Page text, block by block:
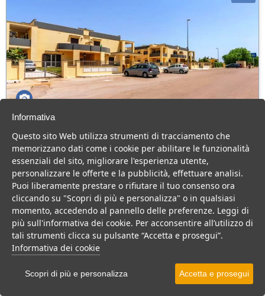
Puglia > Salento > Gallipoli
Residence a Gallipoli, vicinanza al mare e ai servizi principali,
ammessi animali.
Residence
VEDI SU MAPPA
INFO STRUTTURA
Informativa
Questo sito Web utilizza strumenti di tracciamento che
memorizzano dati come i cookie per abilitare le funzionalità
essenziali del sito, migliorare l'esperienza utente,
personalizzare le offerte e la pubblicità, effettuare analisi.
Puoi liberamente prestare o rifiutare il tuo consenso ora
cliccando su "Scopri di più e personalizza" o in qualsiasi
momento, accedendo al pannello delle preferenze. Leggi di
più sull'informativa dei cookie. Per acconsentire all’utilizzo di
tali strumenti clicca su pulsante “Accetta e prosegui”.
Informativa dei cookie
Scopri di più e personalizza Accetta e prosegui